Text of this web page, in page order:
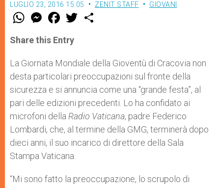
LUGLIO 23, 2016 15:05 ZENIT STAFF GIOVANI
W
t
s
p
p
M
e
s
e
g
e
r
F
a
e
b
o
k
w
r
Share this Entry
La Giornata Mondiale della Gioventù di Cracovia non
desta particolari preoccupazioni sul fronte della
sicurezza e si annuncia come una “grande festa”, al
pari delle edizioni precedenti. Lo ha confidato ai
microfoni della Radio Vaticana, padre Federico
Lombardi, che, al termine della GMG, terminerà dopo
dieci anni, il suo incarico di direttore della Sala
Stampa Vaticana.
“Mi sono fatto la preoccupazione, lo scrupolo di